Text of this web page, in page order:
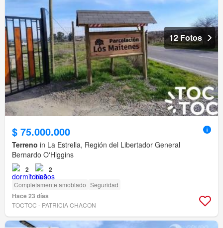
12 Fotos
$ 75.000.000
Terreno in La Estrella, Región del Libertador General
Bernardo O'Higgins
2 2
Completamente amoblado Seguridad
Hace 23 días
TOCTOC - PATRICIA CHACON